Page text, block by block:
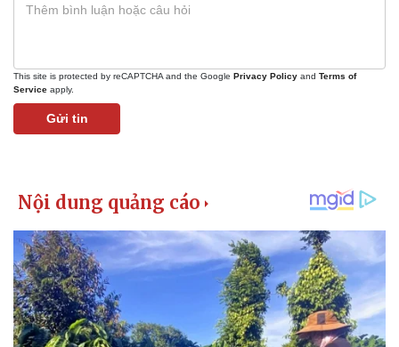
This site is protected by reCAPTCHA and the Google Privacy Policy and Terms of
Service apply.
Gửi tin